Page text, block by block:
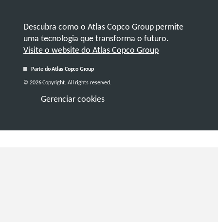
Descubra como o Atlas Copco Group permite
uma tecnologia que transforma o futuro.
Visite o website do Atlas Copco Group
Parte do Atlas Copco Group
Gerenciar cookies
© 2026 Copyright. All rights reserved.